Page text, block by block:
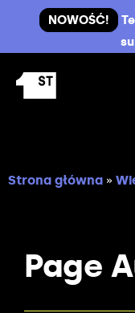
NOWOŚĆ!
Strona główna »
Page